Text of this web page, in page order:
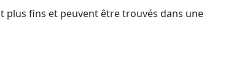
plus fins et peuvent être trouvés dans une